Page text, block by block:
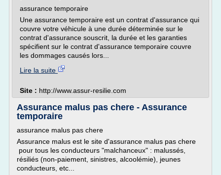
assurance temporaire
Une assurance temporaire est un contrat d'assurance qui
couvre votre véhicule à une durée déterminée sur le
contrat d'assurance souscrit, la durée et les garanties
spécifient sur le contrat d'assurance temporaire couvre
les dommages causés lors...
Lire la suite
Site : http://www.assur-resilie.com
Assurance malus pas chere - Assurance
temporaire
assurance malus pas chere
Assurance malus est le site d'assurance malus pas chere
pour tous les conducteurs "malchanceux" : malussés,
résiliés (non-paiement, sinistres, alcoolémie), jeunes
conducteurs, etc...